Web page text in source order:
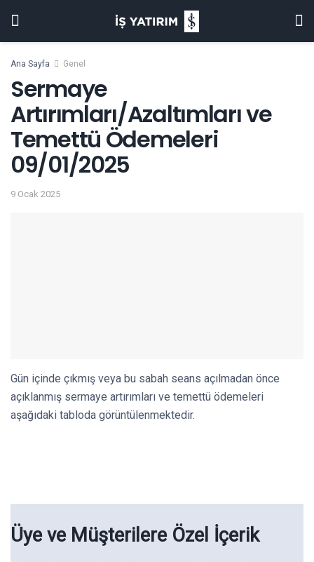
Ana Sayfa Genel
Sermaye
Artırımları/Azaltımları ve
Temettü Ödemeleri
09/01/2025
9 Ocak 2025
Gün içinde çıkmış veya bu sabah seans açılmadan önce
açıklanmış sermaye artırımları ve temettü ödemeleri
aşağıdaki tabloda görüntülenmektedir.
Üye ve Müşterilere Özel İçerik